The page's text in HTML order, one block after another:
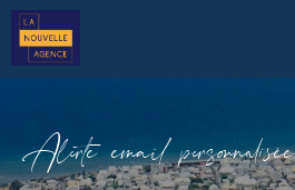
Alete emai pesonaiée